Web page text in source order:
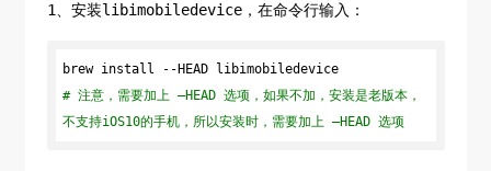
1、安装libimobiledevice，在命令行输入：
# 注意，需要加上 –HEAD 选项，如果不加，安装是老版本，
不支持iOS10的手机，所以安装时，需要加上 –HEAD 选项